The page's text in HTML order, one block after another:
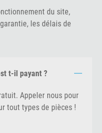
du site,
les délais de
t-il payant ?
Appeler nous pour
tout types de pièces !